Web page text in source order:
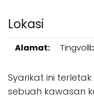
Lokasi
Alamat:
Syarikat ini
sebuah kawasan